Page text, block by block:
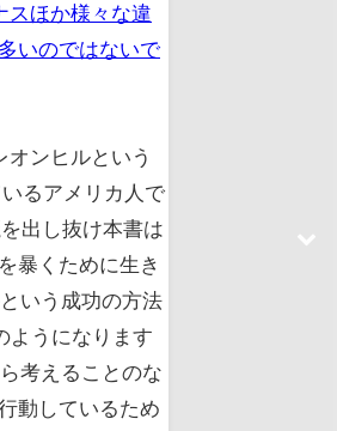
スほか様々な違
いのではないで
ンヒルという
るアメリカ人で
出し抜け本書は
暴くために生き
いう成功の方法
ようになります
考えることのな
動しているため